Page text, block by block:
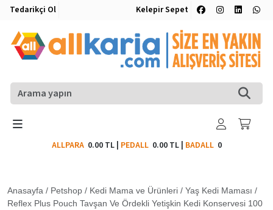
Tedarikçi Ol Kelepir Sepet
ALLPARA 0.00 TL| PEDALL 0.00 TL| BADALL0
Anasayfa / Petshop / Kedi Mama ve Ürünleri / Yaş Kedi Maması /
Reflex Plus Pouch Tavşan Ve Ördekli Yetişkin Kedi Konservesi 100